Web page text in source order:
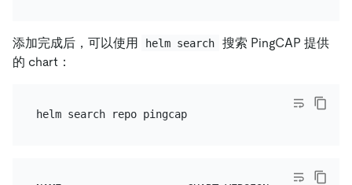
添加完成后，可以使用 helm search
搜索 PingCAP 提供
的 chart：
helm search repo pingcap